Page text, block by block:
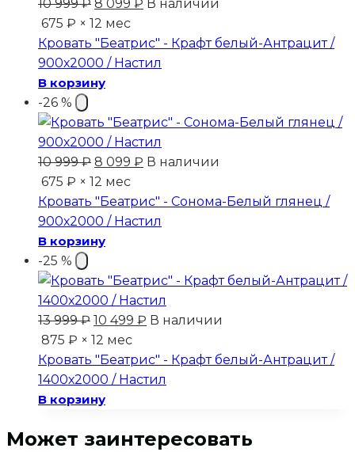
10 999₽
цена
составляла
10
999 ₽.
8 099 ₽
8
099 ₽.
В наличии
675 ₽ × 12 мес
Кровать "Беатрис" - Крафт белый-Антрацит /
900х2000 / Настил
В корзину
-26 %
10 999₽ Первоначальная
цена
составляла
10
999 ₽.
8 099 ₽ Текущая
8
099 ₽.
В наличии
675 ₽ × 12 мес
Кровать "Беатрис" - Сонома-Белый глянец /
900х2000 / Настил
В корзину
-25 %
13 999₽ Первоначальная
цена
составляла
13
999 ₽.
10 499 ₽ Текущая
10
499 ₽.
В наличии
875 ₽ × 12 мес
Кровать "Беатрис" - Крафт белый-Антрацит /
1400х2000 / Настил
В корзину
Может заинтересовать